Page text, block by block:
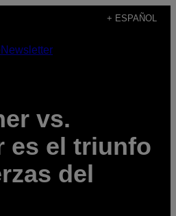
+ ESPAÑOL
Newsletter
vs.
es el triunfo
del